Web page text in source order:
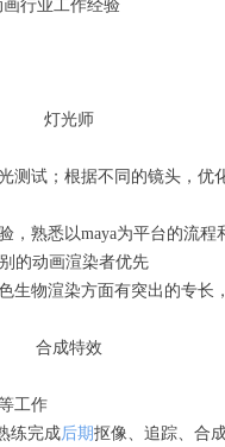
行业工作经验
灯光师
测试；根据不同的镜头，
，熟悉以maya为平台的流程
的动画渲染者优先
生物渲染方面有突出的专长
合成特效
工作
练完成后期抠像、追踪、合